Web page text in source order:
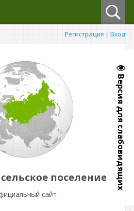
Версия для слабовидящих
Регистрация | Вход
поселение
сайт